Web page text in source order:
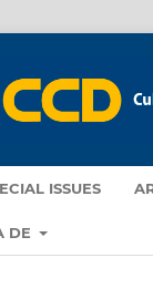
ISSUES
DE